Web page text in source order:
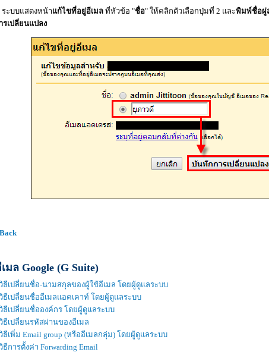
ระบบแสดงหน้าแก้ไขที่อยู่อีเมลที่หัวข้อ "ชื่อ" ให้คลิกตัวเลือกปุ่มที่ 2 และพิมพ์ชื่อผู่
รเปลี่ยนแปลง
มล Google (G Suite)
ธีเปลี่ยนชื่อ-นามสกุลของผู้ใช้อีเมล โดยผู้ดูแลระบบ
ธีเปลี่ยนชื่ออีเมลแอคเคาท์ โดยผู้ดูแลระบบ
ธีเปลี่ยนชื่อองค์กร โดยผู้ดูแลระบบ
ธีเปลี่ยนรหัสผ่านของอีเมล
ธีเพิ่ม Email group (หรืออีเมลกลุ่ม) โดยผู้ดูแลระบบ
ธีการตั้งค่า Forwarding Email